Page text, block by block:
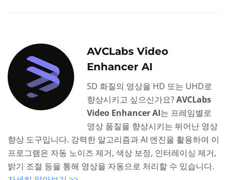
AVCLabs Video
Enhancer AI
SD 화질의 영상을 HD 또는 UHD로
향상시키고 싶으신가요?AVCLabs
Video Enhancer AI는 프레임별로
영상 품질을 향상시키는 뛰어난 영상
향상 도구입니다. 강력한 알고리즘과 AI 엔진을 활용하여 이
프로그램은 자동 노이즈 제거, 색상 보정, 인터레이싱 제거,
밝기 조절 등을 통해 영상을 자동으로 처리할 수 있습니다.